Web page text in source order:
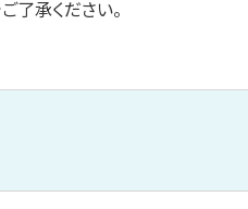
了承ください。